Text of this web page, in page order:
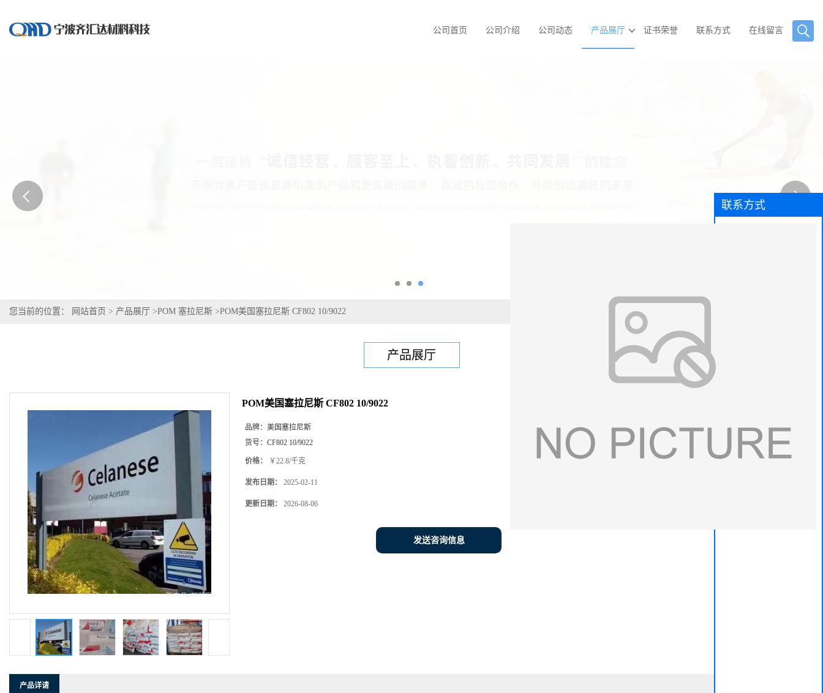
公司首页 公司介绍 公司动态 产品展厅 证书荣誉 联系方式 在线留言
您当前的位置： 网站首页 > 产品展厅 >POM 塞拉尼斯 >POM美国塞拉尼斯 CF802 10/9022
产品展厅
POM美国塞拉尼斯 CF802 10/9022
品牌： 美国塞拉尼斯
货号： CF802 10/9022
价格： ￥22.8/千克
发布日期： 2025-02-11
更新日期： 2026-08-06
发送咨询信息
产品详请
联系方式
7